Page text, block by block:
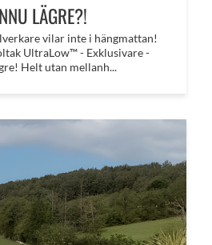
LÄGRE?!
vilar inte i hängmattan!
UltraLow™ - Exklusivare -
Helt utan mellanh...